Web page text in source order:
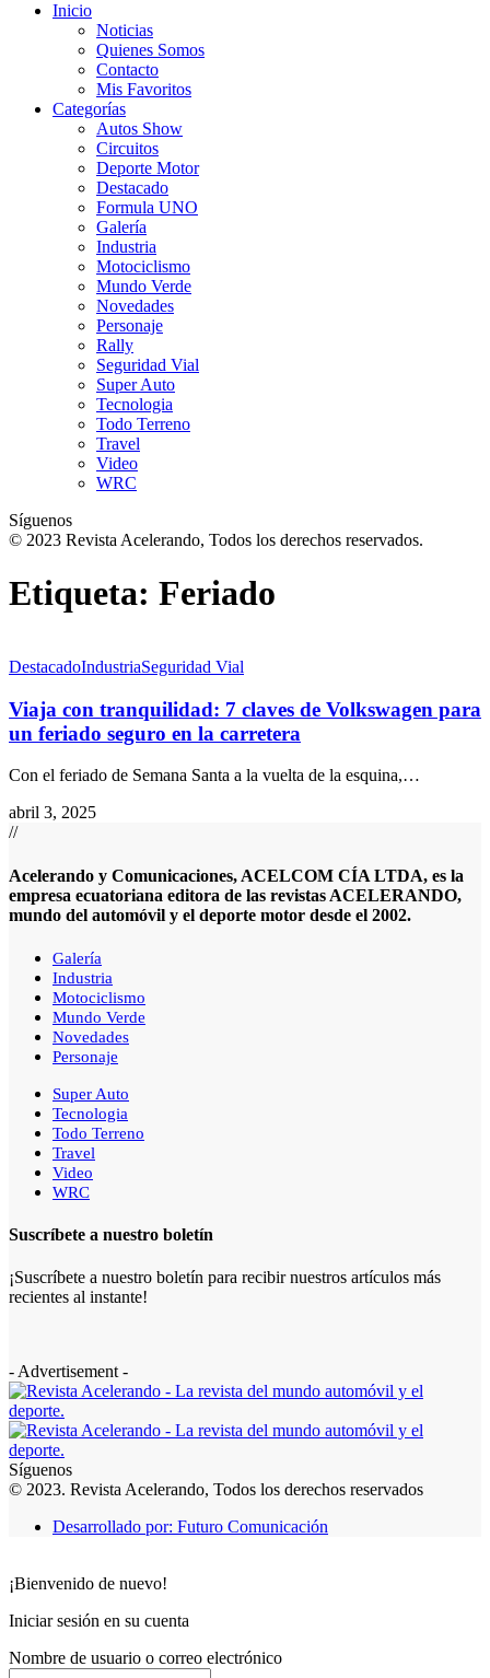
Inicio
Noticias
Quienes Somos
Contacto
Mis Favoritos
Categorías
Autos Show
Circuitos
Deporte Motor
Destacado
Formula UNO
Galería
Industria
Motociclismo
Mundo Verde
Novedades
Personaje
Rally
Seguridad Vial
Super Auto
Tecnologia
Todo Terreno
Travel
Video
WRC
Síguenos
© 2023 Revista Acelerando, Todos los derechos reservados.
Etiqueta: Feriado
DestacadoIndustriaSeguridad Vial
Viaja con tranquilidad: 7 claves de Volkswagen para
un feriado seguro en la carretera
Con el feriado de Semana Santa a la vuelta de la esquina,…
abril 3, 2025
//
Acelerando y Comunicaciones, ACELCOM CÍA LTDA, es la
empresa ecuatoriana editora de las revistas ACELERANDO,
mundo del automóvil y el deporte motor desde el 2002.
Galería
Industria
Motociclismo
Mundo Verde
Novedades
Personaje
Super Auto
Tecnologia
Todo Terreno
Travel
Video
WRC
Suscríbete a nuestro boletín
¡Suscríbete a nuestro boletín para recibir nuestros artículos más
recientes al instante!
- Advertisement -
Síguenos
© 2023. Revista Acelerando, Todos los derechos reservados
Desarrollado por: Futuro Comunicación
¡Bienvenido de nuevo!
Iniciar sesión en su cuenta
Nombre de usuario o correo electrónico